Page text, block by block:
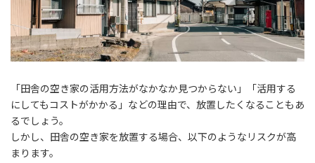
「田舎の空き家の活用方法がなかなか見つからない」「活用する
にしてもコストがかかる」などの理由で、放置したくなることもあ
るでしょう。
しかし、田舎の空き家を放置する場合、以下のようなリスクが高
まります。